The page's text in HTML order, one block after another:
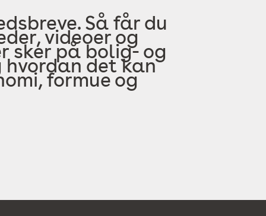
Så får du
videoer og
sker på bolig- og
hvordan det kan
formue og